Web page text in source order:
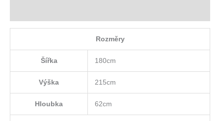
Rozměry
Šířka 180cm
Výška 215cm
Hloubka 62cm